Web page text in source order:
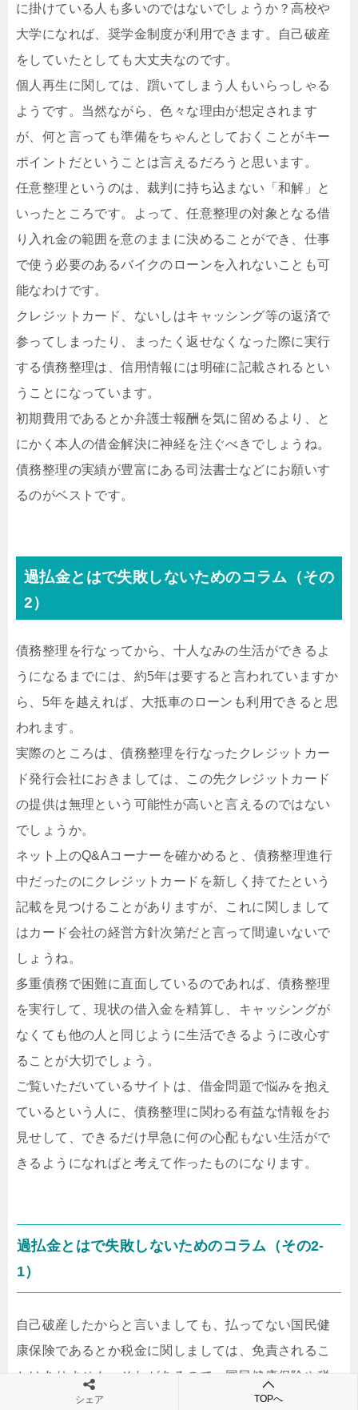
に掛けている人も多いのではないでしょうか？高校や
大学になれば、奨学金制度が利用できます。自己破産
をしていたとしても大丈夫なのです。
個人再生に関しては、躓いてしまう人もいらっしゃる
ようです。当然ながら、色々な理由が想定されます
が、何と言っても準備をちゃんとしておくことがキー
ポイントだということは言えるだろうと思います。
任意整理というのは、裁判に持ち込まない「和解」と
いったところです。よって、任意整理の対象となる借
り入れ金の範囲を意のままに決めることができ、仕事
で使う必要のあるバイクのローンを入れないことも可
能なわけです。
クレジットカード、ないしはキャッシング等の返済で
参ってしまったり、まったく返せなくなった際に実行
する債務整理は、信用情報には明確に記載されるとい
うことになっています。
初期費用であるとか弁護士報酬を気に留めるより、と
にかく本人の借金解決に神経を注ぐべきでしょうね。
債務整理の実績が豊富にある司法書士などにお願いす
るのがベストです。
過払金とはで失敗しないためのコラム（その
2）
債務整理を行なってから、十人なみの生活ができるよ
うになるまでには、約5年は要すると言われていますか
ら、5年を越えれば、大抵車のローンも利用できると思
われます。
実際のところは、債務整理を行なったクレジットカー
ド発行会社におきましては、この先クレジットカード
の提供は無理という可能性が高いと言えるのではない
でしょうか。
ネット上のQ&Aコーナーを確かめると、債務整理進行
中だったのにクレジットカードを新しく持てたという
記載を見つけることがありますが、これに関しまして
はカード会社の経営方針次第だと言って間違いないで
しょうね。
多重債務で困難に直面しているのであれば、債務整理
を実行して、現状の借入金を精算し、キャッシングが
なくても他の人と同じように生活できるように改心す
ることが大切でしょう。
ご覧いただいているサイトは、借金問題で悩みを抱え
ているという人に、債務整理に関わる有益な情報をお
見せして、できるだけ早急に何の心配もない生活がで
きるようになればと考えて作ったものになります。
過払金とはで失敗しないためのコラム（その2-
1）
自己破産したからと言いましても、払ってない国民健
康保険であるとか税金に関しましては、免責されるこ
とはありません。それがあるので、国民健康保険や税
金については、個々に市役所担当窓口に足を運んで相
シェア TOPへ